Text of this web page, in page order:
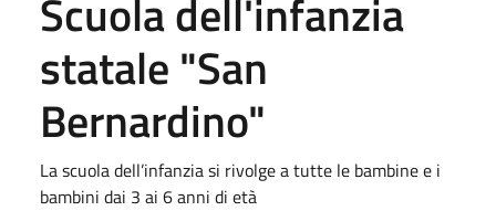
Scuola dell'infanzia
statale "San
Bernardino"
La scuola dell’infanzia si rivolge a tutte le bambine e i
bambini dai 3 ai 6 anni di età